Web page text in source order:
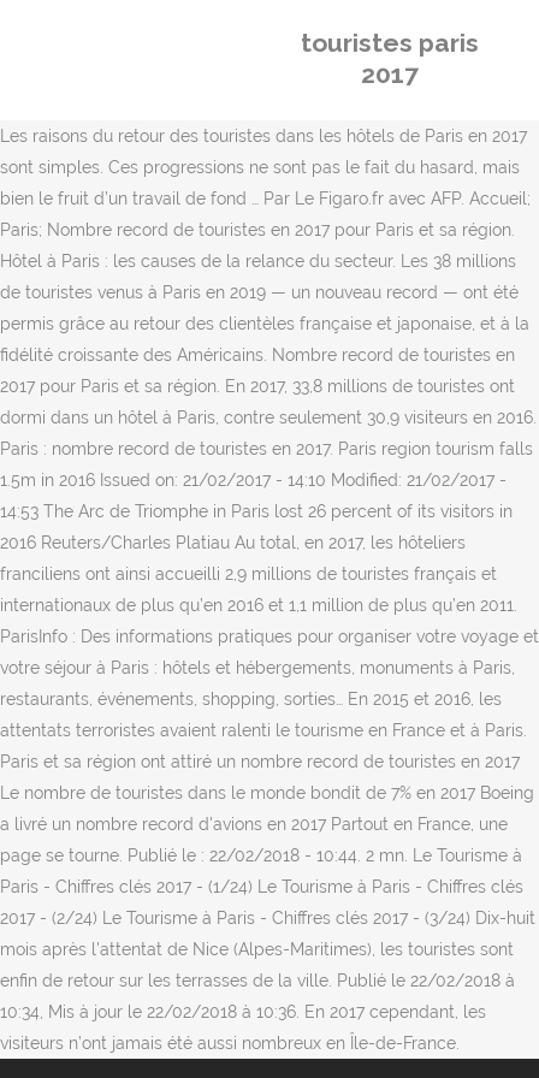
touristes paris
2017
Les raisons du retour des touristes dans les hôtels de Paris en 2017
sont simples. Ces progressions ne sont pas le fait du hasard, mais
bien le fruit d’un travail de fond … Par Le Figaro.fr avec AFP. Accueil;
Paris; Nombre record de touristes en 2017 pour Paris et sa région.
Hôtel à Paris : les causes de la relance du secteur. Les 38 millions
de touristes venus à Paris en 2019 — un nouveau record — ont été
permis grâce au retour des clientèles française et japonaise, et à la
fidélité croissante des Américains. Nombre record de touristes en
2017 pour Paris et sa région. En 2017, 33,8 millions de touristes ont
dormi dans un hôtel à Paris, contre seulement 30,9 visiteurs en 2016.
Paris : nombre record de touristes en 2017. Paris region tourism falls
1.5m in 2016 Issued on: 21/02/2017 - 14:10 Modified: 21/02/2017 -
14:53 The Arc de Triomphe in Paris lost 26 percent of its visitors in
2016 Reuters/Charles Platiau Au total, en 2017, les hôteliers
franciliens ont ainsi accueilli 2,9 millions de touristes français et
internationaux de plus qu’en 2016 et 1,1 million de plus qu’en 2011.
ParisInfo : Des informations pratiques pour organiser votre voyage et
votre séjour à Paris : hôtels et hébergements, monuments à Paris,
restaurants, événements, shopping, sorties… En 2015 et 2016, les
attentats terroristes avaient ralenti le tourisme en France et à Paris.
Paris et sa région ont attiré un nombre record de touristes en 2017
Le nombre de touristes dans le monde bondit de 7% en 2017 Boeing
a livré un nombre record d'avions en 2017 Partout en France, une
page se tourne. Publié le : 22/02/2018 - 10:44. 2 mn. Le Tourisme à
Paris - Chiffres clés 2017 - (1/24) Le Tourisme à Paris - Chiffres clés
2017 - (2/24) Le Tourisme à Paris - Chiffres clés 2017 - (3/24) Dix-huit
mois après l'attentat de Nice (Alpes-Maritimes), les touristes sont
enfin de retour sur les terrasses de la ville. Publié le 22/02/2018 à
10:34, Mis à jour le 22/02/2018 à 10:36. En 2017 cependant, les
visiteurs n’ont jamais été aussi nombreux en Île-de-France.